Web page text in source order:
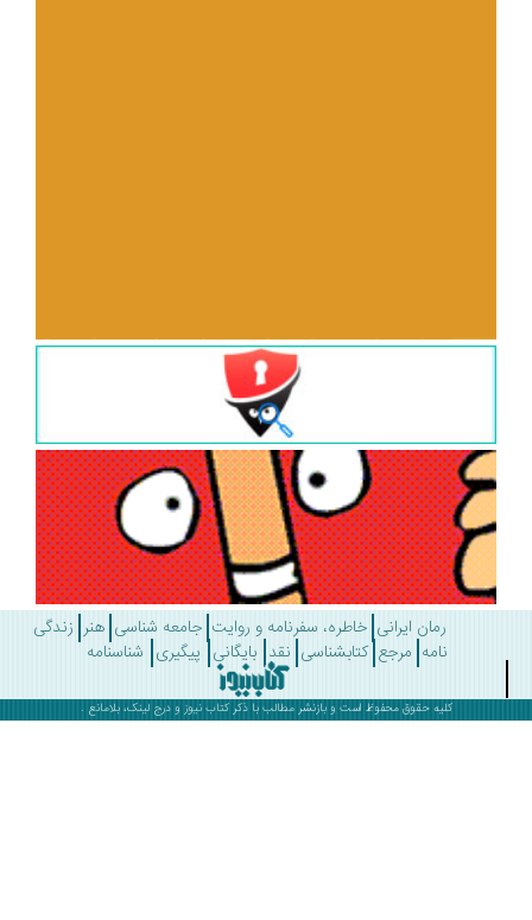
رمان ایرانی خاطره، سفرنامه و روایت جامعه شناسی هنر زندگی
مرجع کتابشناسی نقد بایگانی پیگیری شناسنامه
کلیه حقوق محفوظ است و بازنشر مطالب با ذکرکتاب نیوز و درج لینک، بلامانع .